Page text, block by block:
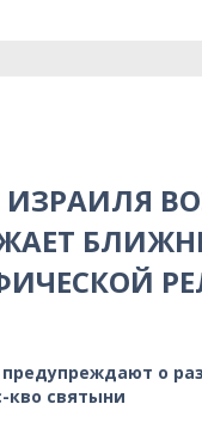
о
кво святыни